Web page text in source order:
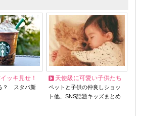
ッキ見せ！
？ スタバ新
天使級に可愛い子供たち
ペットと子供の仲良しショッ
ト他、SNS話題キッズまとめ